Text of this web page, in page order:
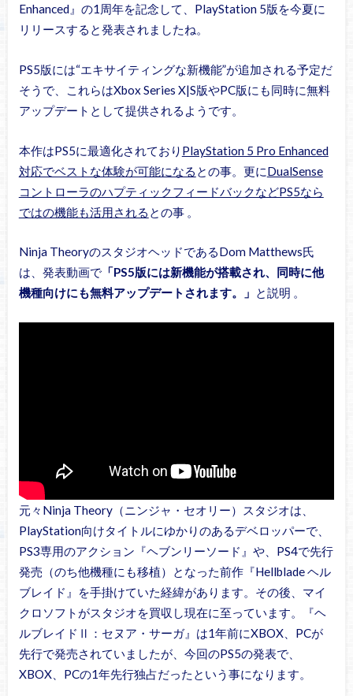
Enhanced』の1周年を記念して、PlayStation 5版を今夏に
リリースすると発表されましたね。
PS5版には“エキサイティングな新機能”が追加される予定だ
そうで、これらはXbox Series X|S版やPC版にも同時に無料
アップデートとして提供されるようです。
本作はPS5に最適化されており PlayStation 5 Pro Enhanced
対応でベストな体験が可能になる との事。更にDualSense
コントローラのハプティックフィードバックなどPS5なら
ではの機能も活用される との事 。
Ninja TheoryのスタジオヘッドであるDom Matthews氏
は、発表動画で「PS5版には新機能が搭載され、同時に他
機種向けにも無料アップデートされます。」 と説明 。
元々Ninja Theory（ニンジャ・セオリー）スタジオは、
PlayStation向けタイトルにゆかりのあるデベロッパーで、
PS3専用のアクション『ヘブンリーソード』や、PS4で先行
発売（のち他機種にも移植）となった前作『Hellblade ヘル
ブレイド』を手掛けていた経緯があります。その後、マイ
クロソフトがスタジオを買収し現在に至っています。『ヘ
ルブレイドⅡ：セヌア・サーガ』は1年前にXBOX、PCが
先行で発売されていましたが、今回のPS5の発表で、
XBOX、PCの1年先行独占だったという事になります。